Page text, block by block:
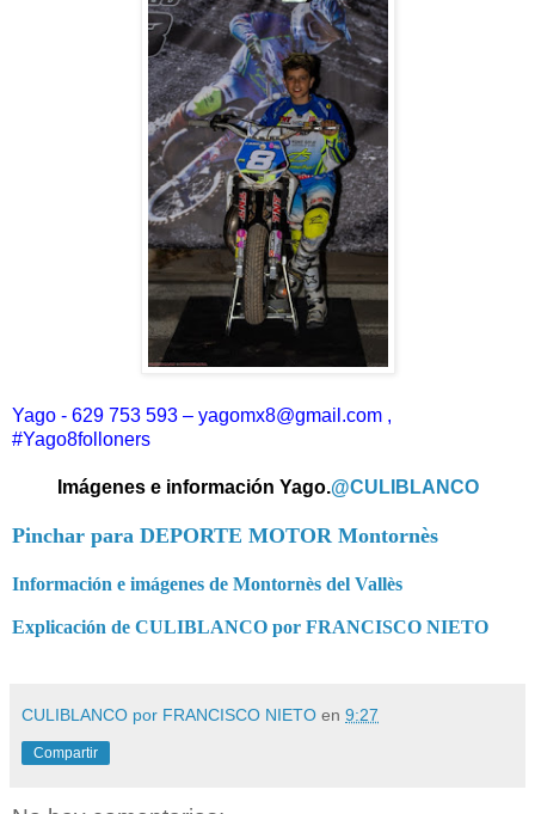
Yago - 629 753 593 – yagomx8@gmail.com ,
#Yago8folloners
Imágenes e información Yago.@CULIBLANCO
Pinchar para DEPORTE MOTOR Montornès
Información e imágenes de Montornès del Vallès
Explicación de CULIBLANCO por FRANCISCO NIETO
CULIBLANCO por FRANCISCO NIETO en 9:27
Compartir